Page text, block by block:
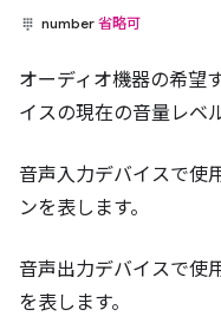
number 省略可
オーディオ機器の希望
イスの現在の音量レベル
音声入力デバイスで使
ンを表します。
音声出力デバイスで使
を表します。